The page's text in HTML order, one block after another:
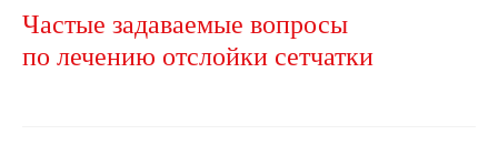
Частые задаваемые вопросы
по лечению отслойки сетчатки